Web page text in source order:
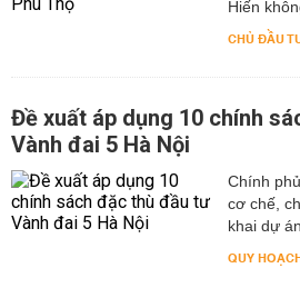
Hiến
CHỦ ĐẦU
Đề xuất áp dụng 10 chính
Vành đai 5 Hà Nội
Chính
cơ chế,
khai dự
QUY